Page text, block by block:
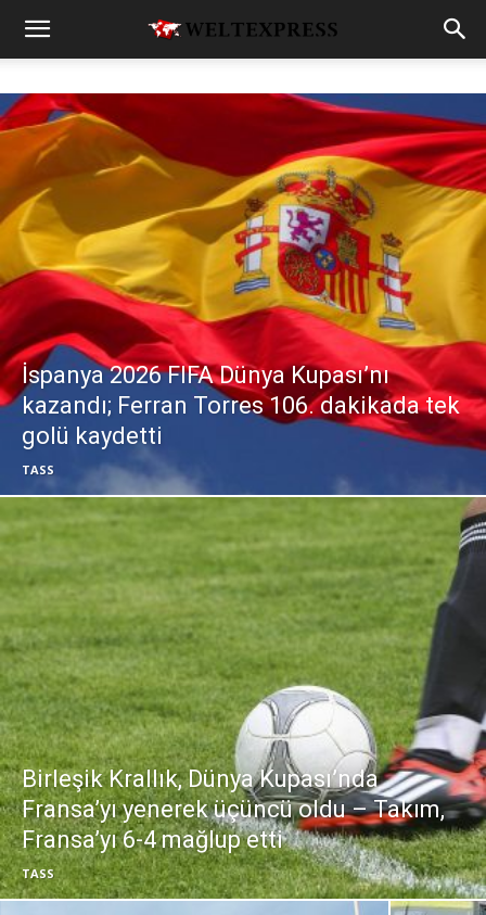
İspanya 2026 FIFA Dünya Kupası’nı
kazandı; Ferran Torres 106. dakikada tek
golü kaydetti
TASS
Birleşik Krallık, Dünya Kupası’nda
Fransa’yı yenerek üçüncü oldu – Takım,
Fransa’yı 6-4 mağlup etti
TASS